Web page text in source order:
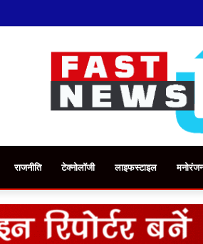
राजनीति टेक्नोलॉजी लाइफस्टाइल